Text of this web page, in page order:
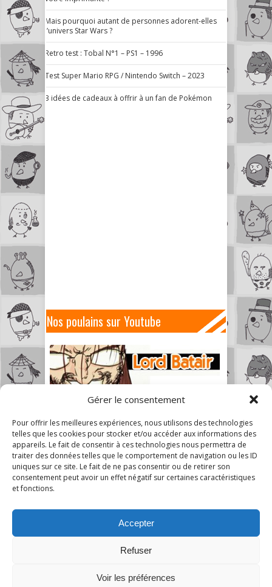
Gérer le consentement
Pour offrir les meilleures expériences, nous utilisons des technologies
telles que les cookies pour stocker et/ou accéder aux informations des
appareils. Le fait de consentir à ces technologies nous permettra de
traiter des données telles que le comportement de navigation ou les ID
uniques sur ce site. Le fait de ne pas consentir ou de retirer son
consentement peut avoir un effet négatif sur certaines caractéristiques
et fonctions.
Accepter
Refuser
Voir les préférences
Mais pourquoi autant de personnes adorent-elles
l’univers Star Wars ?
Retro test : Tobal N°1 – PS1 – 1996
Test Super Mario RPG / Nintendo Switch – 2023
3 idées de cadeaux à offrir à un fan de Pokémon
Nos poulains sur Youtube